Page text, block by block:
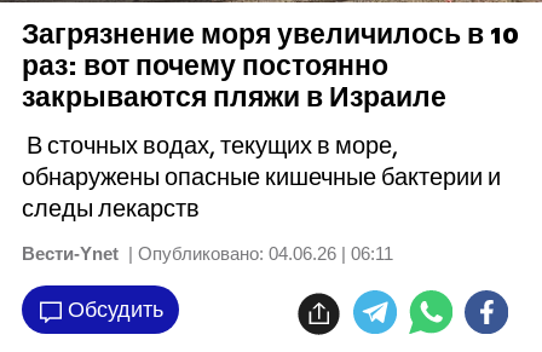
Загрязнение моря увеличилось в 10
раз: вот почему постоянно
закрываются пляжи в Израиле
В сточных водах, текущих в море,
обнаружены опасные кишечные бактерии и
следы лекарств
Вести-Ynet | Опубликовано: 04.06.26 | 06:11
Обсудить